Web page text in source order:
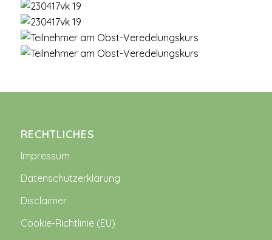
RECHTLICHES
Impressum
Datenschutzerklärung
Disclaimer
Cookie-Richtlinie (EU)